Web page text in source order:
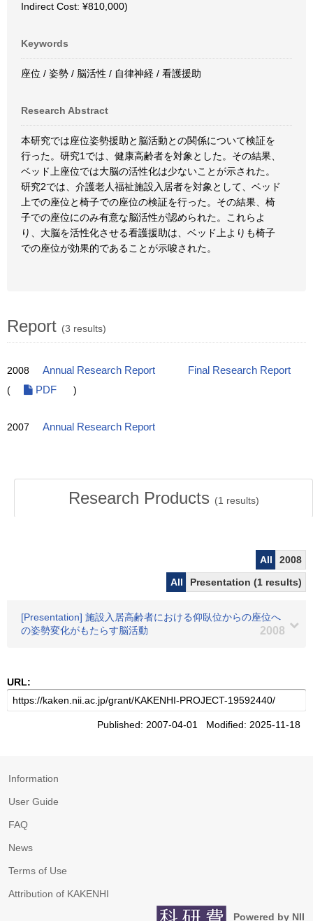
Indirect Cost: ¥810,000)
Keywords
座位 / 姿勢 / 脳活性 / 自律神経 / 看護援助
Research Abstract
本研究では座位姿勢援助と脳活動との関係について検証を
行った。研究1では、健康高齢者を対象とした。その結果、
ベッド上座位では大脳の活性化は少ないことが示された。
研究2では、介護老人福祉施設入居者を対象として、ベッド
上での座位と椅子での座位の検証を行った。その結果、椅
子での座位にのみ有意な脳活性が認められた。これらよ
り、大脳を活性化させる看護援助は、ベッド上よりも椅子
での座位が効果的であることが示唆された。
Report (3 results)
2008 Annual Research Report
Final Research Report
(
PDF )
2007 Annual Research Report
Research Products (1 results)
All
2008
All
Presentation (1 results)
[Presentation] 施設入居高齢者における仰臥位からの座位へ
の姿勢変化がもたらす脳活動
2008
URL:
Published: 2007-04-01 Modified: 2025-11-18
Information
User Guide
FAQ
News
Terms of Use
Attribution of KAKENHI
Powered by NII